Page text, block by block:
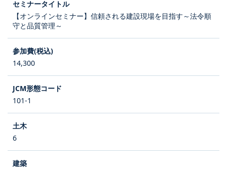
【オンラインセミナー】信頼される建設現場を目指す～法令順
守と品質管理～
14,300
101-1
6